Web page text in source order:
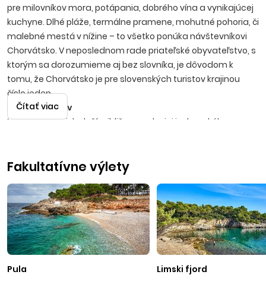
pre milovníkov mora, potápania, dobrého vína a vynikajúcej
kuchyne. Dlhé pláže, termálne pramene, mohutné pohoria, či
malebné mestá v nížine – to všetko ponúka návštevníkovi
Chorvátsko. V neposlednom rade priateľské obyvateľstvo, s
ktorým sa dorozumieme aj bez slovníka, je dôvodom k
tomu, že Chorvátsko je pre slovenských turistov krajinou
číslo jeden.
Sv. Filip i Jakov
Malebné letovisko leží približne v polovici jadranského
mediteránskou klímou a krištáľovo čistým morom ponúka
letoviska nájdete malý prístav, obchody, reštaurácie, bary.
Čítať viac
Fakultatívne výlety
Pula Limski fjord